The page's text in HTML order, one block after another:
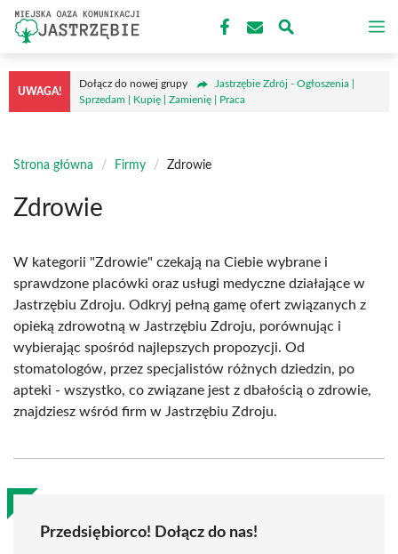
Przejdź
treści
UWAGA!
Dołącz do nowej grupy
Jastrzębie Zdrój - Ogłoszenia |
Sprzedam | Kupię | Zamienię | Praca
Strona główna / Firmy / Zdrowie
Zdrowie
W kategorii "Zdrowie" czekają na Ciebie wybrane i
sprawdzone placówki oraz usługi medyczne działające w
Jastrzębiu Zdroju. Odkryj pełną gamę ofert związanych z
opieką zdrowotną w Jastrzębiu Zdroju, porównując i
wybierając spośród najlepszych propozycji. Od
stomatologów, przez specjalistów różnych dziedzin, po
apteki - wszystko, co związane jest z dbałością o zdrowie,
znajdziesz wśród firm w Jastrzębiu Zdroju.
Przedsiębiorco! Dołącz do nas!